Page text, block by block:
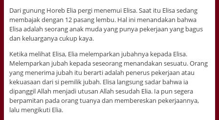
Dari gunung Horeb Elia pergi menemui Elisa. Saat itu Elisa sedang
membajak dengan 12 pasang lembu. Hal ini menandakan bahwa
Elisa adalah seorang anak muda yang punya pekerjaan yang bagus
dan keluarganya cukup kaya.
Ketika melihat Elisa, Elia melemparkan jubahnya kepada Elisa.
Melemparkan jubah kepada seseorang menandakan sesuatu. Orang
yang menerima jubah itu berarti adalah penerus pekerjaan atau
kekuasaan dari si pemilik jubah. Elisa langsung sadar bahwa ia
dipanggil Allah menjadi utusan Allah sesudah Elia. Ia pun segera
berpamitan pada orang tuanya dan membereskan pekerjaannya,
lalu mengikuti Elia.